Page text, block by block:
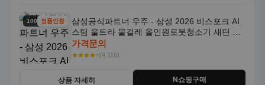
100% 할인
정품인증
삼성공식파트너 우주 - 삼성 2026 비스포크 AI
스팀 울트라 물걸레 올인원로봇청소기 새틴 차
콜 AAH
가격문의
★★★★⭐(4,116)
상품 자세히 N쇼핑구매